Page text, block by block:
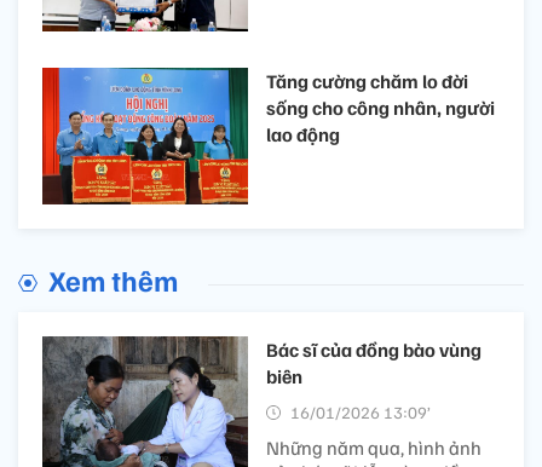
Tăng cường chăm lo đời
sống cho công nhân, người
lao động
Xem thêm
Bác sĩ của đồng bào vùng
biên
16/01/2026 13:09’
Những năm qua, hình ảnh